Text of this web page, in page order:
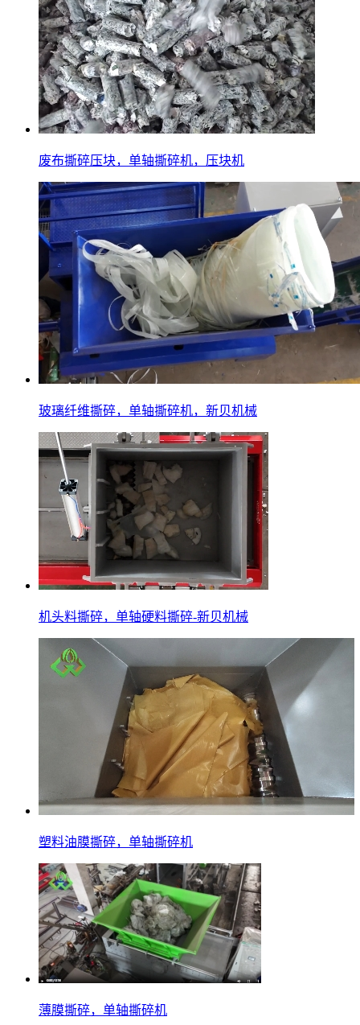
废布撕碎压块，单轴撕碎机，压块机
玻璃纤维撕碎，单轴撕碎机，新贝机械
机头料撕碎，单轴硬料撕碎-新贝机械
塑料油膜撕碎，单轴撕碎机
薄膜撕碎，单轴撕碎机